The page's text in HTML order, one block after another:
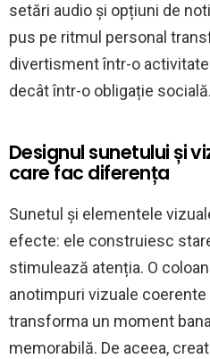
setări audio și opțiuni de
pus pe ritmul personal
divertisment într-o
decât într-o obligație socială.
Designul sunetului și
care fac diferența
Sunetul și elementele
efecte: ele construiesc
stimulează atenția. O
anotimpuri vizuale
transforma un moment
memorabilă. De aceea,